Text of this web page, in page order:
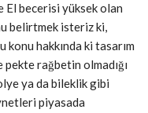
El becerisi yüksek olan
belirtmek isteriz ki,
konu hakkında ki tasarım
pekte rağbetin olmadığı
ya da bileklik gibi
piyasada